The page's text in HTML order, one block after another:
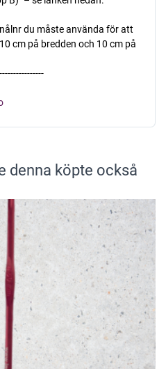
du måste använda för att
cm på bredden och 10 cm på
denna köpte också